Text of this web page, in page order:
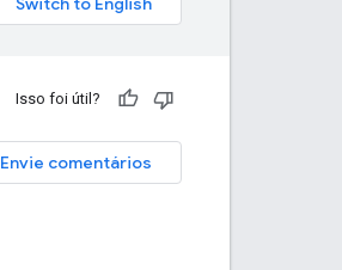
Isso foi útil?
Envie comentários